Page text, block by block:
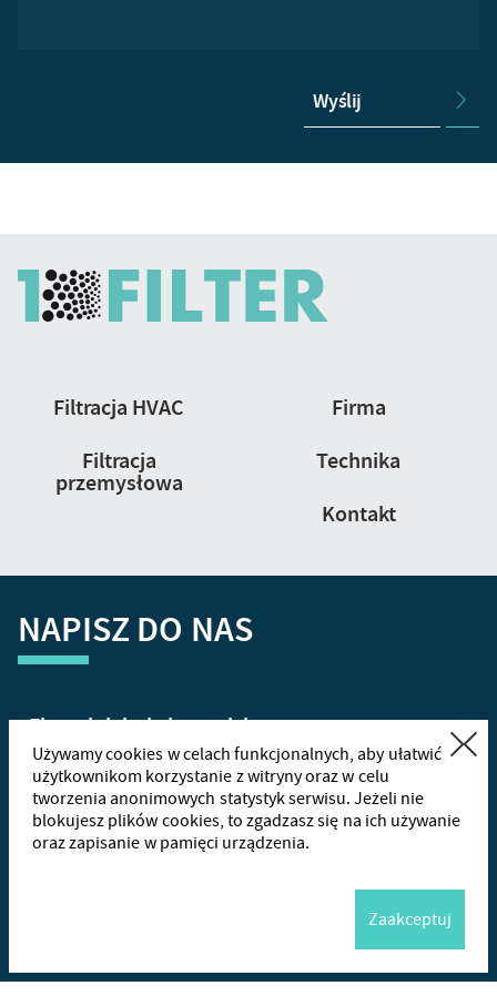
Wyślij
Filtracja HVAC
Filtracja
przemysłowa
Firma
Technika
Kontakt
NAPISZ DO NAS
Używamy cookies w celach funkcjonalnych, aby ułatwić
użytkownikom korzystanie z witryny oraz w celu
tworzenia anonimowych statystyk serwisu. Jeżeli nie
blokujesz plików cookies, to zgadzasz się na ich używanie
oraz zapisanie w pamięci urządzenia.
Zaakceptuj